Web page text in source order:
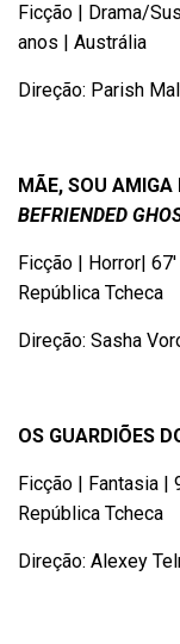
Ficção | Drama/
anos | Austrália
Direção: Parish
MÃE, SOU AMIGA
BEFRIENDED
Ficção | Horror|
República Tcheca
Direção: Sasha
OS GUARDIÕES
Ficção | Fantasia |
República Tcheca
Direção: Alexey